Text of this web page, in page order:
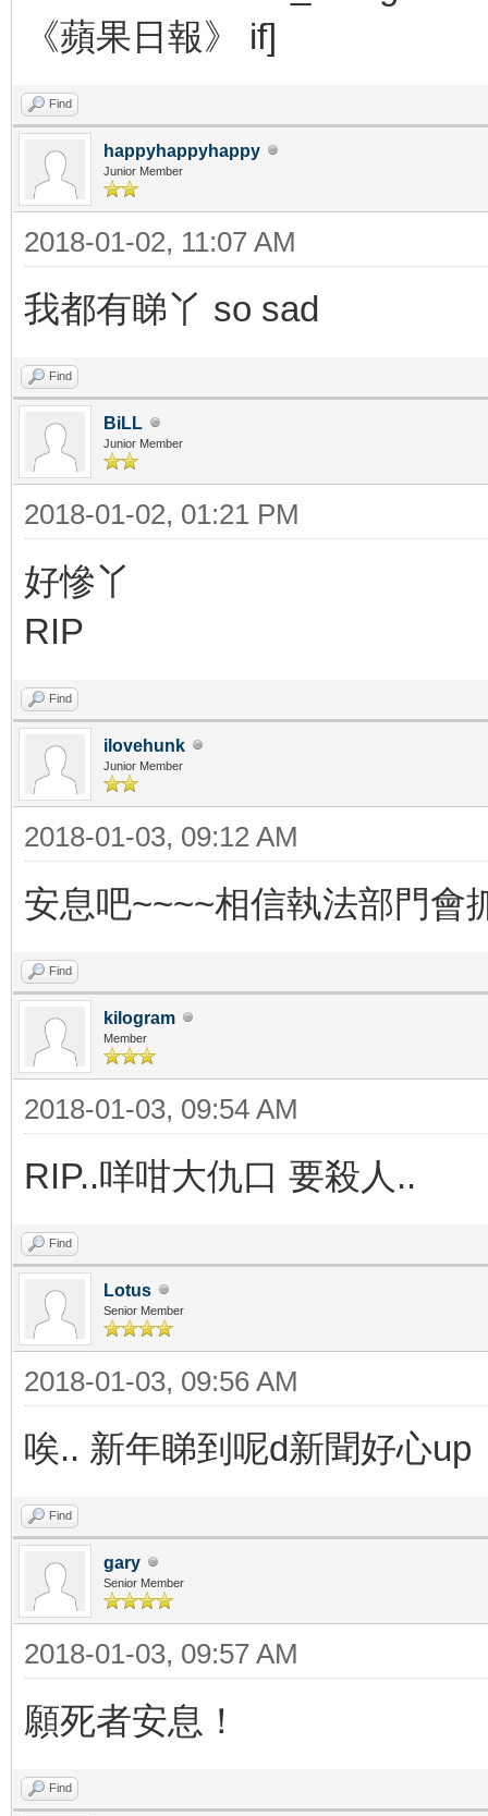
《蘋果日報》
Find
happyhappyhappy
Junior Member
2018-01-02, 11:07 AM
我都有睇丫 so sad
Find
BiLL
Junior Member
2018-01-02, 01:21 PM
好慘丫
RIP
Find
ilovehunk
Junior Member
2018-01-03, 09:12 AM
安息吧~~~~相信執法部門會
Find
kilogram
Member
2018-01-03, 09:54 AM
RIP..咩咁大仇口 要殺人..
Find
Lotus
Senior Member
2018-01-03, 09:56 AM
唉.. 新年睇到呢d新聞好心up
Find
gary
Senior Member
2018-01-03, 09:57 AM
願死者安息！
Find